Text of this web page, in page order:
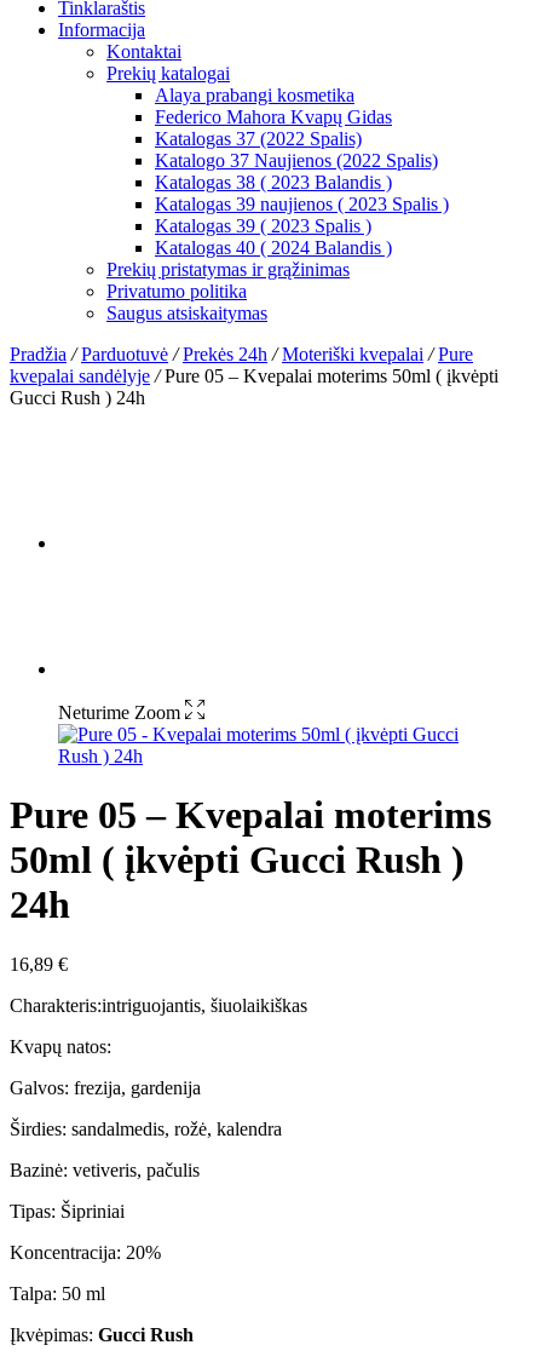
Tinklaraštis
Informacija
Kontaktai
Prekių katalogai
Alaya prabangi kosmetika
Federico Mahora Kvapų Gidas
Katalogas 37 (2022 Spalis)
Katalogo 37 Naujienos (2022 Spalis)
Katalogas 38 ( 2023 Balandis )
Katalogas 39 naujienos ( 2023 Spalis )
Katalogas 39 ( 2023 Spalis )
Katalogas 40 ( 2024 Balandis )
Prekių pristatymas ir grąžinimas
Privatumo politika
Saugus atsiskaitymas
Pradžia / Parduotuvė / Prekės 24h / Moteriški kvepalai / Pure
kvepalai sandėlyje /Pure 05 – Kvepalai moterims 50ml ( įkvėpti
Gucci Rush ) 24h
Neturime Zoom
Pure 05 – Kvepalai moterims
50ml ( įkvėpti Gucci Rush )
24h
16,89 €
Charakteris:intriguojantis, šiuolaikiškas
Kvapų natos:
Galvos: frezija, gardenija
Širdies: sandalmedis, rožė, kalendra
Bazinė: vetiveris, pačulis
Tipas: Šipriniai
Koncentracija: 20%
Talpa: 50 ml
Įkvėpimas: Gucci Rush